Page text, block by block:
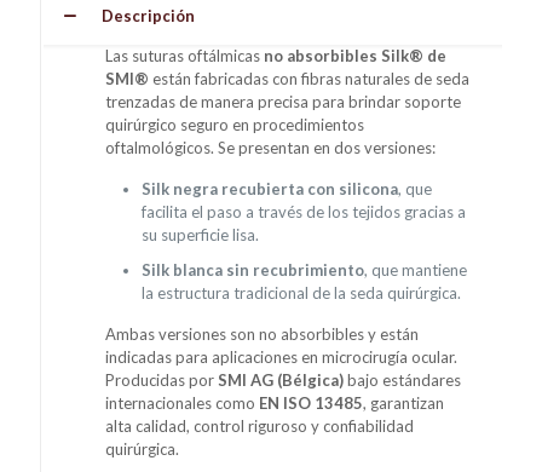
Descripción
Las suturas oftálmicas no absorbibles Silk® de
SMI® están fabricadas con fibras naturales de seda
trenzadas de manera precisa para brindar soporte
quirúrgico seguro en procedimientos
oftalmológicos. Se presentan en dos versiones:
Silk negra recubierta con silicona, que
facilita el paso a través de los tejidos gracias a
su superficie lisa.
Silk blanca sin recubrimiento, que mantiene
la estructura tradicional de la seda quirúrgica.
Ambas versiones son no absorbibles y están
indicadas para aplicaciones en microcirugía ocular.
Producidas porSMI AG (Bélgica)bajo estándares
internacionales como EN ISO 13485, garantizan
alta calidad, control riguroso y confiabilidad
quirúrgica.